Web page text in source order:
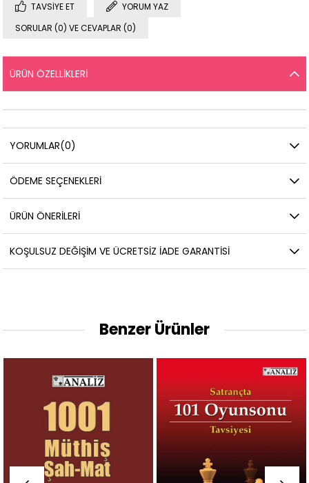
TAVSIYE ET
YORUM YAZ
SORULAR (0) VE CEVAPLAR (0)
ÜRÜN ÖZELLIKLERI
YORUMLAR(0)
ÖDEME SEÇENEKLERI
ÜRÜN ÖNERILERI
KOŞULSUZ DEĞIŞIM VE ÜCRETSIZ İADE GARANTISI
Benzer Ürünler